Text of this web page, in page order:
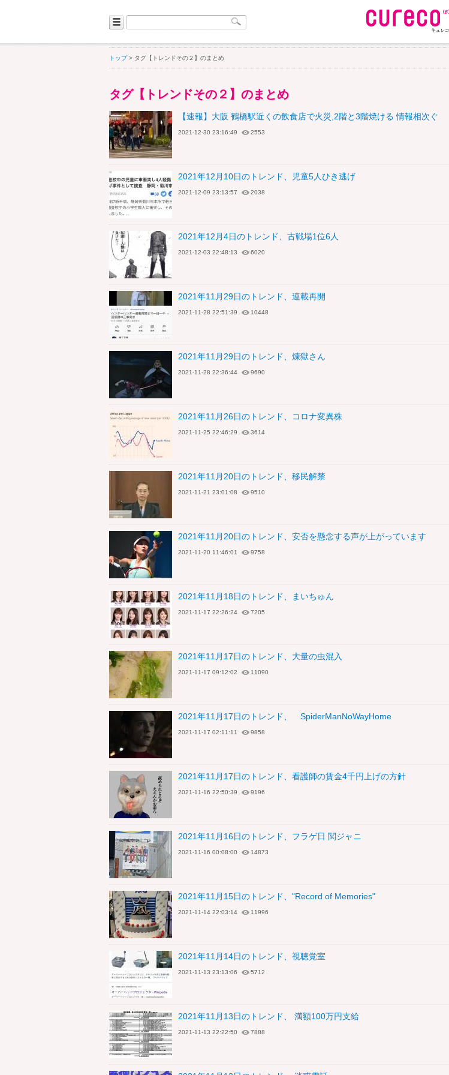
トップ> タグ【トレンドその２】のまとめ
タグ【トレンドその２】のまとめ
【速報】大阪 鶴橋駅近くの飲食店で火災,2階と3階焼ける 情報相次ぐ
2021-12-30 23:16:49 2553
2021年12月10日のトレンド、児童5人ひき逃げ
2021-12-09 23:13:57 2038
2021年12月4日のトレンド、古戦場1位6人
2021-12-03 22:48:13 6020
2021年11月29日のトレンド、連載再開
2021-11-28 22:51:39 10448
2021年11月29日のトレンド、煉獄さん
2021-11-28 22:36:44 9690
2021年11月26日のトレンド、コロナ変異株
2021-11-25 22:46:29 3614
2021年11月20日のトレンド、移民解禁
2021-11-21 23:01:08 9510
2021年11月20日のトレンド、安否を懸念する声が上がっています
2021-11-20 11:46:01 9758
2021年11月18日のトレンド、まいちゅん
2021-11-17 22:26:24 7205
2021年11月17日のトレンド、大量の虫混入
2021-11-17 09:12:02 11090
2021年11月17日のトレンド、 SpiderManNoWayHome
2021-11-17 02:11:11 9858
2021年11月17日のトレンド、看護師の賃金4千円上げの方針
2021-11-16 22:50:39 9196
2021年11月16日のトレンド、フラゲ日 関ジャニ
2021-11-16 00:08:00 14873
2021年11月15日のトレンド、"Record of Memories"
2021-11-14 22:03:14 11996
2021年11月14日のトレンド、視聴覚室
2021-11-13 23:13:06 5712
2021年11月13日のトレンド、 満額100万円支給
2021-11-13 22:22:50 7888